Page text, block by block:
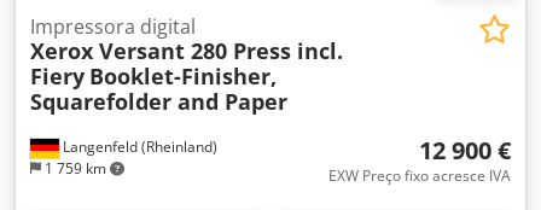
Langenfeld (Rheinland)
1 759 km
Impressora digital
Xerox Versant 280 Press incl.
Fiery Booklet-Finisher,
Squarefolder and Paper
12 900 €
EXW Preço fixo acresce IVA